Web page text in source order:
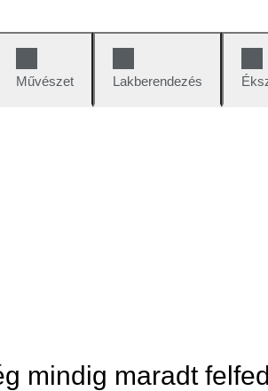
Művészet
Lakberendezés
mindig maradt